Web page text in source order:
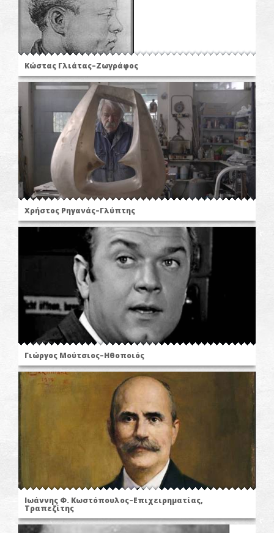
Κώστας Γλιάτας–Ζωγράφος
Χρήστος Ρηγανάς–Γλύπτης
Γιώργος Μούτσιος–Ηθοποιός
Ιωάννης Φ. Κωστόπουλος–Επιχειρηματίας,
Τραπεζίτης